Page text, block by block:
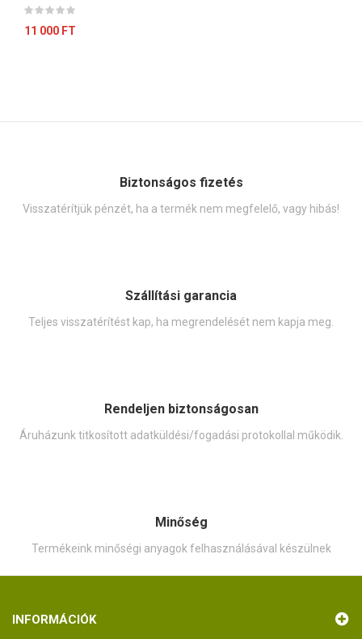
11 000 FT
Biztonságos fizetés
Visszatérítjük pénzét, ha a termék nem megfelelő, vagy hibás!
Szállítási garancia
Teljes visszatérítést kap, ha megrendelését nem kapja meg.
Rendeljen biztonságosan
Áruházunk titkosított adatküldési/fogadási protokollal működik.
Minőség
Termékeink minőségi anyagok felhasználásával készülnek
INFORMÁCIÓK